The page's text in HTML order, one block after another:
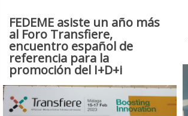
FEDEME asiste un año más
al Foro Transfiere,
encuentro español de
referencia para la
promoción del I+D+i